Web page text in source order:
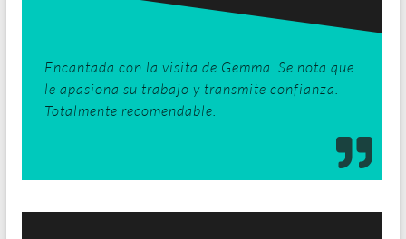
Encantada con la visita de Gemma. Se nota que
le apasiona su trabajo y transmite confianza.
Totalmente recomendable.